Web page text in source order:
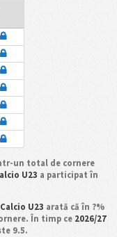
un total de cornere
U23 a participat în
U23 arată că în ?%
În timp ce 2026/27
9.5.